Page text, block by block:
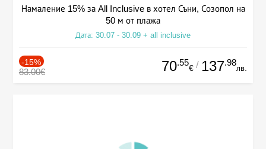
Намаление 15% за All Inclusive в хотел Съни, Созопол на
50 м от плажа
Дата: 30.07 - 30.09 + all inclusive
-15%
83.00€ 70.55
€ / 137.98
лв.